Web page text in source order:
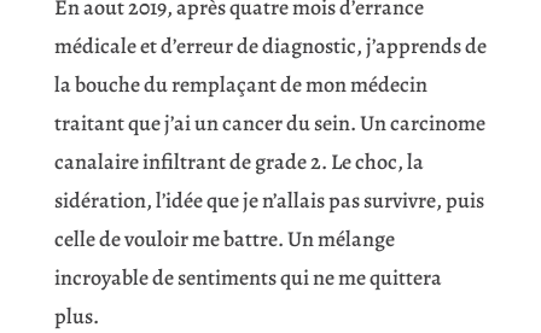
En aout 2019, après quatre mois d’errance
médicale et d’erreur de diagnostic, j’apprends de
la bouche du remplaçant de mon médecin
traitant que j’ai un cancer du sein. Un carcinome
canalaire infiltrant de grade 2. Le choc, la
sidération, l’idée que je n’allais pas survivre, puis
celle de vouloir me battre. Un mélange
incroyable de sentiments qui ne me quittera
plus.